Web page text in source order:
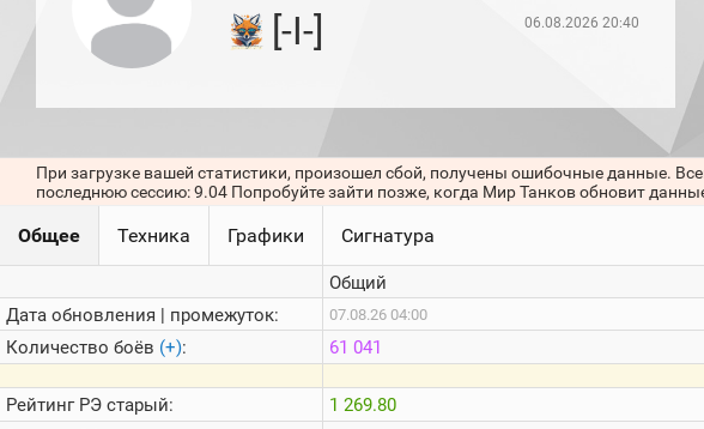
последние
сессии)
1000
стримеров
Информация
Онлайн
[-I-]
06.08.2026 20:40
При загрузке вашей статистики, произошел сбой, получены ошибочные данные.
последнюю сессию: 9.04 Попробуйте зайти позже, когда Мир Танков обновит
Общее Техника Графики Сигнатура
Дата обновления | промежуток:
Количество боёв (+):
РейтингРЭ старый:
Общий
07.08.26 04:00
61 041
1 269.80